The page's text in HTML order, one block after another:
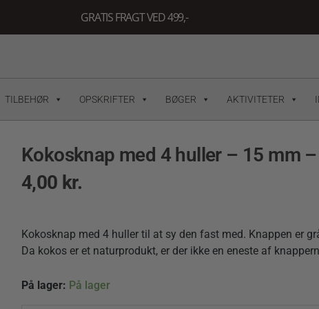
GRATIS FRAGT VED 499,-
TILBEHØR OPSKRIFTER BØGER AKTIVITETER
Kokosknap med 4 huller – 15 mm
4,00 kr.
Kokosknap med 4 huller til at sy den fast med. Knappen er
Da kokos er et naturprodukt, er der ikke en eneste af
På lager: På lager
Kokosknap